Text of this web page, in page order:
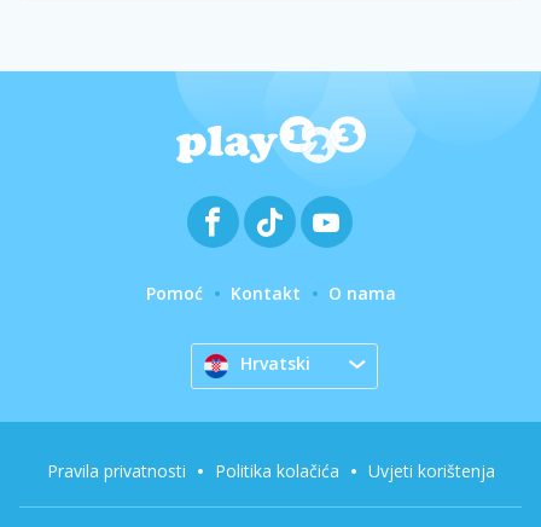
Pomoć Kontakt O nama
Hrvatski
Pravila privatnosti Politika kolačića Uvjeti korištenja